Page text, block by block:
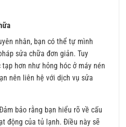
nhân, bạn có thể tự mình
sửa chữa đơn giản. Tuy
hơn như hỏng hóc ở máy nén
nên liên hệ với dịch vụ sửa
bảo rằng bạn hiểu rõ về cấu
động của tủ lạnh. Điều này sẽ